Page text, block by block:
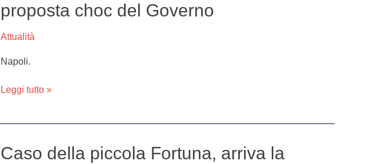
proposta choc del Governo
Attualità
Napoli.
d’estate
domenica,
proposta
choc
del
Governo
Leggi tutto »
Caso della piccola Fortuna, arriva la
Caso